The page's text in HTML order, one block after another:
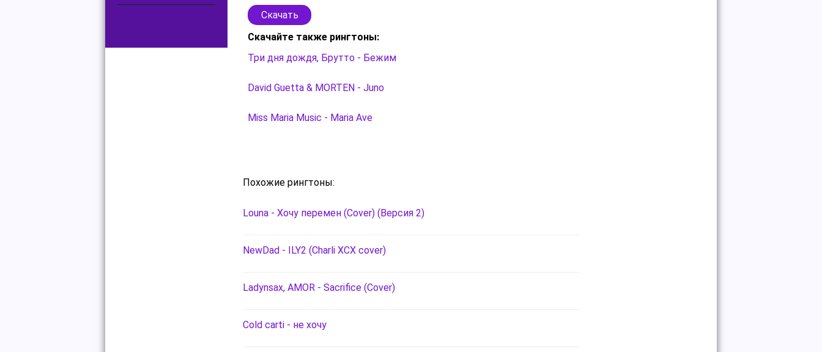
Скачать
Скачайте также рингтоны:
Три дня дождя, Брутто - Бежим
David Guetta & MORTEN - Juno
Miss Maria Music - Maria Ave
Похожие рингтоны:
Louna - Хочу перемен (Cover) (Версия 2)
NewDad - ILY2 (Charli XCX cover)
Ladynsax, AMOR - Sacrifice (Cover)
Cold carti - не хочу